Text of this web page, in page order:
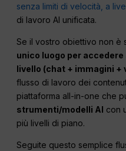
senza limiti di velocità, a
di lavoro AI unificata.
Se il vostro obiettivo non è
unico luogo per
livello (chat + immagini +
flusso di lavoro dei
piattaforma all-in-one che
strumenti/modelli AI con
più livelli di piano.
Seguite questo semplice